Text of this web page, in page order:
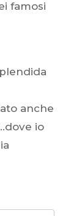
famosi
anche
io